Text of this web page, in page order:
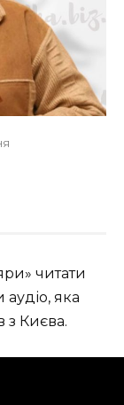
читати
яка
з Києва.